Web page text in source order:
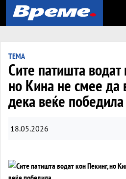
ТЕМА
Сите патишта водат
но Кина не смее да
дека веќе победила
18.05.2026